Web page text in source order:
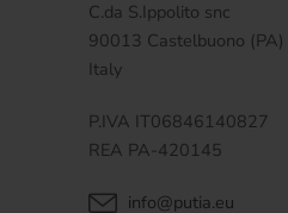
C.da S.Ippolito snc
90013 Castelbuono (PA)
Italy
P.IVA IT06846140827
REA PA-420145
info@putia.eu